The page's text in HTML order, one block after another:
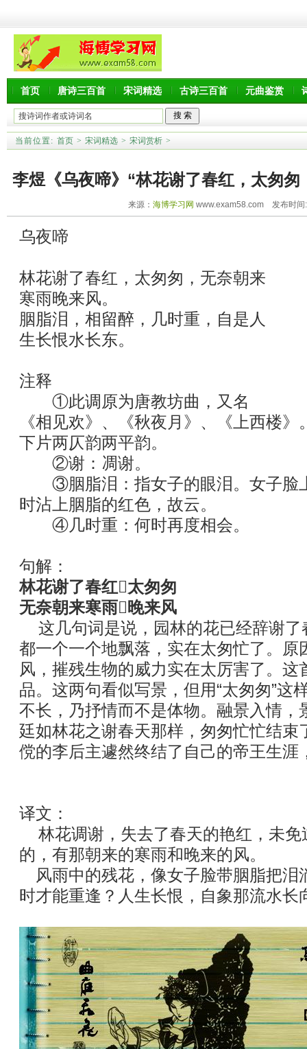
首页 唐诗三百首 宋词精选 古诗三百首 元曲鉴赏
当前位置: 首页 > 宋词精选 > 宋词赏析 >
李煜《乌夜啼》“林花谢了春红，太匆
译赏析
来源： 海博学习网 www.exam58.com 发布时间
乌夜啼
林花谢了春红，太匆匆，无奈朝来
寒雨晚来风。
胭脂泪，相留醉，几时重，自是人
生长恨水长东。
注释
①此调原为唐教坊曲，又名
《相见欢》、《秋夜月》、《上西楼
下片两仄韵两平韵。
②谢：凋谢。
③胭脂泪：指女子的眼泪。女子脸
时沾上胭脂的红色，故云。
④几时重：何时再度相会。
句解：
林花谢了春红太匆匆
无奈朝来寒雨晚来风
这几句词是说，园林的花已经辞谢了
都一个一个地飘落，实在太匆忙了。原
风，摧残生物的威力实在太厉害了。这
品。这两句看似写景，但用“太匆匆”这
不长，乃抒情而不是体物。融景入情，
廷如林花之谢春天那样，匆匆忙忙结束
傥的李后主遽然终结了自己的帝王生涯
译文：
林花调谢，失去了春天的艳红，未免
的，有那朝来的寒雨和晚来的风。
风雨中的残花，像女子脸带胭脂把泪
时才能重逢？人生长恨，自象那流水长